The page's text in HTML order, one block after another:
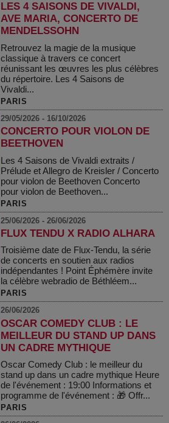
LES 4 SAISONS DE VIVALDI,
AVE MARIA, CONCERTO DE
MENDELSSOHN
Retrouvez la magie de la musique
classique à travers ce concert
réunissant les œuvres les plus célèbres
du répertoire. Les 4 Saisons de
Vivaldi...
PARIS
29/05/2026 - 16/10/2026
CONCERTO POUR VIOLON DE
BEETHOVEN
Les 4 Saisons de Vivaldi extraits /
Prélude et Allegro de Kreisler / Concerto
pour violon de Beethoven Concerto
pour violon de Beethoven...
PARIS
25/06/2026 - 26/06/2026
FLUX TENDU X RADIO ALHARA
Troisième date de Flux-Tendu, la série
de concerts en soutien aux radios
indépendantes ! Point Éphémère invite
la célèbre webradio de Béthléem...
PARIS
26/06/2026
OSCAR COMEDY CLUB : LE
MEILLEUR DU STAND UP DANS
UN CADRE MYTHIQUE
Oscar Comedy Club : le meilleur du
stand up dans un cadre mythique Heure
de l'événement : 19:00 Informations et
programme de l'événement : 🎁 Offr...
PARIS